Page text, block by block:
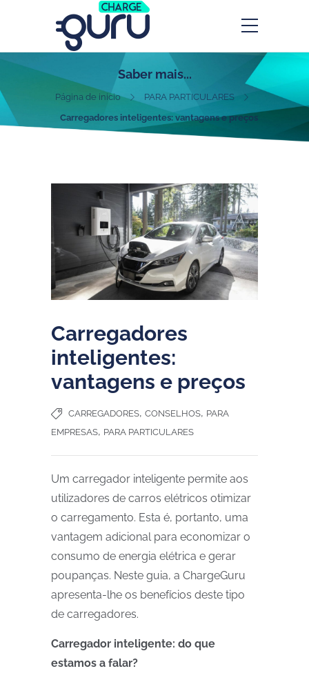
Saber mais...
Página de inicio
PARA PARTICULARES
Carregadores inteligentes: vantagens e preços
Carregadores
inteligentes:
vantagens e preços
CARREGADORES, CONSELHOS, PARA
EMPRESAS, PARA PARTICULARES
Um carregador inteligente permite aos
utilizadores de carros elétricos otimizar
o carregamento. Esta é, portanto, uma
vantagem adicional para economizar o
consumo de energia elétrica e gerar
poupanças. Neste guia, a ChargeGuru
apresenta-lhe os benefícios deste tipo
de carregadores.
Carregador inteligente: do que
estamos a falar?